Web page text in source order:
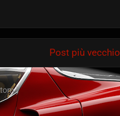
Post più vecchio
)